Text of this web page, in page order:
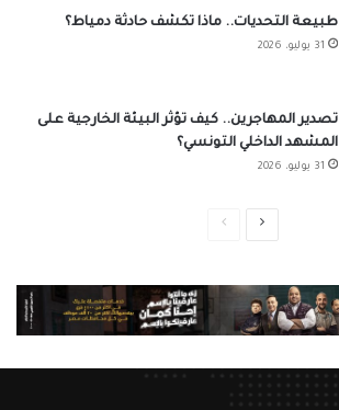
طبيعة التحديات.. ماذا تكشف حادثة دمياط؟
31 يوليو، 2026
تصدير المهاجرين.. كيف تؤثر البيئة الخارجية على
المشهد الداخلي التونسي؟
31 يوليو، 2026
الصفحةالصفحة